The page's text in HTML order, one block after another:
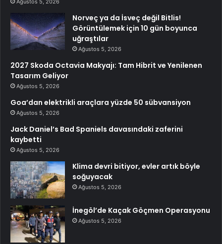
Ağustos 5, 2026
Norveç ya da İsveç değil Bitlis!
Görüntülemek için 10 gün boyunca
uğraştılar
Ağustos 5, 2026
2027 Skoda Octavia Makyajı: Tam Hibrit ve Yenilenen
Tasarım Geliyor
Ağustos 5, 2026
Goa’dan elektrikli araçlara yüzde 50 sübvansiyon
Ağustos 5, 2026
Jack Daniel’s Bad Spaniels davasındaki zaferini
kaybetti
Ağustos 5, 2026
Klima devri bitiyor, evler artık böyle
soğuyacak
Ağustos 5, 2026
İnegöl’de Kaçak Göçmen Operasyonu
Ağustos 5, 2026